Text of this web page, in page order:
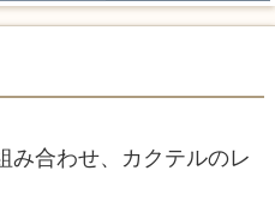
み合わせ、カクテルのレ